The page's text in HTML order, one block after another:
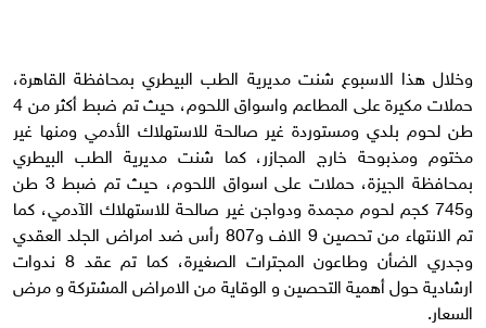
وخلال هذا الاسبوع شنت مديرية الطب البيطري بمحافظة القاهرة،
حملات مكيرة على المطاعم واسواق اللحوم، حيث تم ضبط أكثر من 4
طن لحوم بلدي ومستوردة غير صالحة للاستهلاك الأدمي ومنها غير
مختوم ومذبوحة خارج المجازر، كما شنت مديرية الطب البيطري
بمحافظة الجيزة، حملات على اسواق اللحوم، حيث تم ضبط 3 طن
و745 كجم لحوم مجمدة ودواجن غير صالحة للاستهلاك الآدمي، كما
تم الانتهاء من تحصين 9 الاف و807 رأس ضد امراض الجلد العقدي
وجدري الضأن وطاعون المجترات الصغيرة، كما تم عقد 8 ندوات
ارشادية حول أهمية التحصين و الوقاية من الامراض المشتركة و مرض
السعار.